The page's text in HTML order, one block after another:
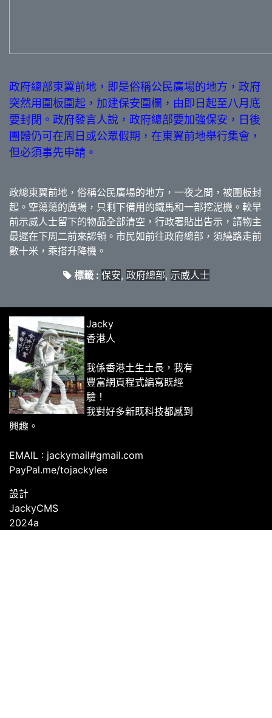
政府總部東翼前地，即是俗稱公民廣場的地方，政府
突然用圍板圍起，加建保安圍欄，由即日起至八月底
要封閉。政府發言人說，政府總部要加強保安，日後
團體仍可在周日或公眾假期，在東翼前地舉行集會，
但必須事先申請。
政總東翼前地，俗稱公民廣場的地方，一夜之間，被圍板封
起。空蕩蕩的廣場，只剩下備用的鐵馬和一部挖泥機。較早
前示威人士留下的物品全部清空，行政署貼出告示，請物主
最遲在下周二前來認領。市民如前往政府總部，須繞路走前
數十米，乘搭升降機。
標籤 : 保安, 政府總部, 示威人士
Jacky
香港人
我係香港土生土長，我有
豐富網頁程式編寫既經
驗！
我對好多新既科技都感到
興趣。
EMAIL : jackymail#gmail.com
PayPal.me/tojackylee
設計
JackyCMS
2024a